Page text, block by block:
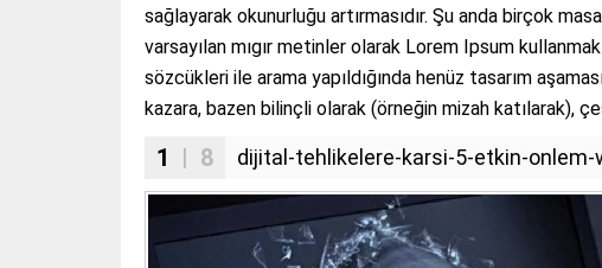
sağlayarak okunurluğu artırmasıdır. Şu anda birçok
varsayılan mıgır metinler olarak Lorem Ipsum
sözcükleri ile arama yapıldığında henüz tasarım
kazara, bazen bilinçli olarak (örneğin mizah katılarak),
1 | 8 dijital-tehlikelere-karsi-5-etkin-onlem-